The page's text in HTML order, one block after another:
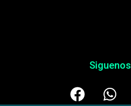
Siguenos